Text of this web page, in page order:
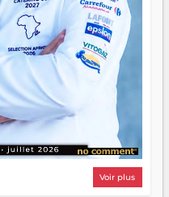
Voir plus